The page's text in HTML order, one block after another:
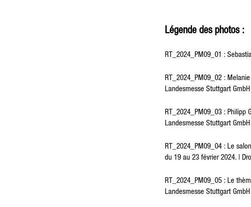
Légende des photos :
RT_2024_PM09_01 :
RT_2024_PM09_02 :
Landesmesse Stuttgart GmbH
RT_2024_PM09_03 : Philipp
Landesmesse Stuttgart GmbH
RT_2024_PM09_04 : Le
du 19 au 23 février 2024. |
RT_2024_PM09_05 : Le
Landesmesse Stuttgart GmbH